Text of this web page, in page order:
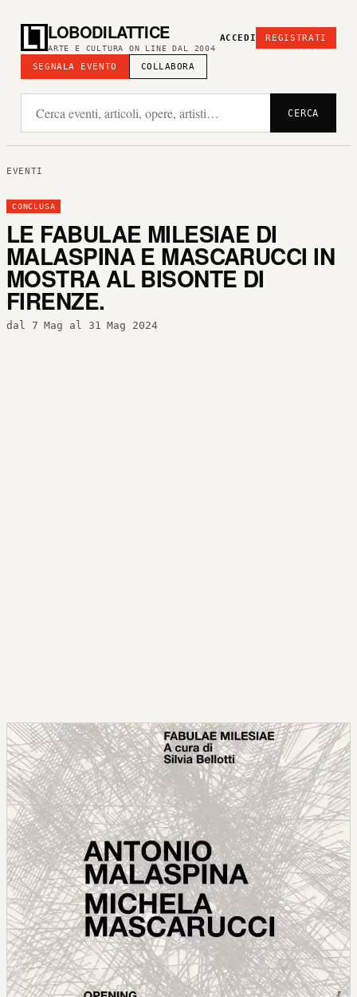
LOBODILATTICE
ARTE E CULTURA ON LINE DAL 2004
SEGNALA EVENTO COLLABORA
ACCEDI REGISTRATI
CERCA
EVENTI
CONCLUSA
LE FABULAE MILESIAE DI
MALASPINA E MASCARUCCI IN
MOSTRA AL BISONTE DI
FIRENZE.
dal 7 Mag al 31 Mag 2024